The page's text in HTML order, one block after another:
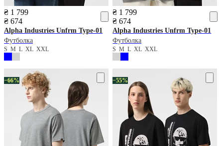
₴ 1 799
₴ 674
Alpha Industries Unfrm Type-01
Футболка
S M L XL XXL
₴ 1 799
₴ 674
Alpha Industries Unfrm Type-01
Футболка
SMLXLXXL
−66% −55%